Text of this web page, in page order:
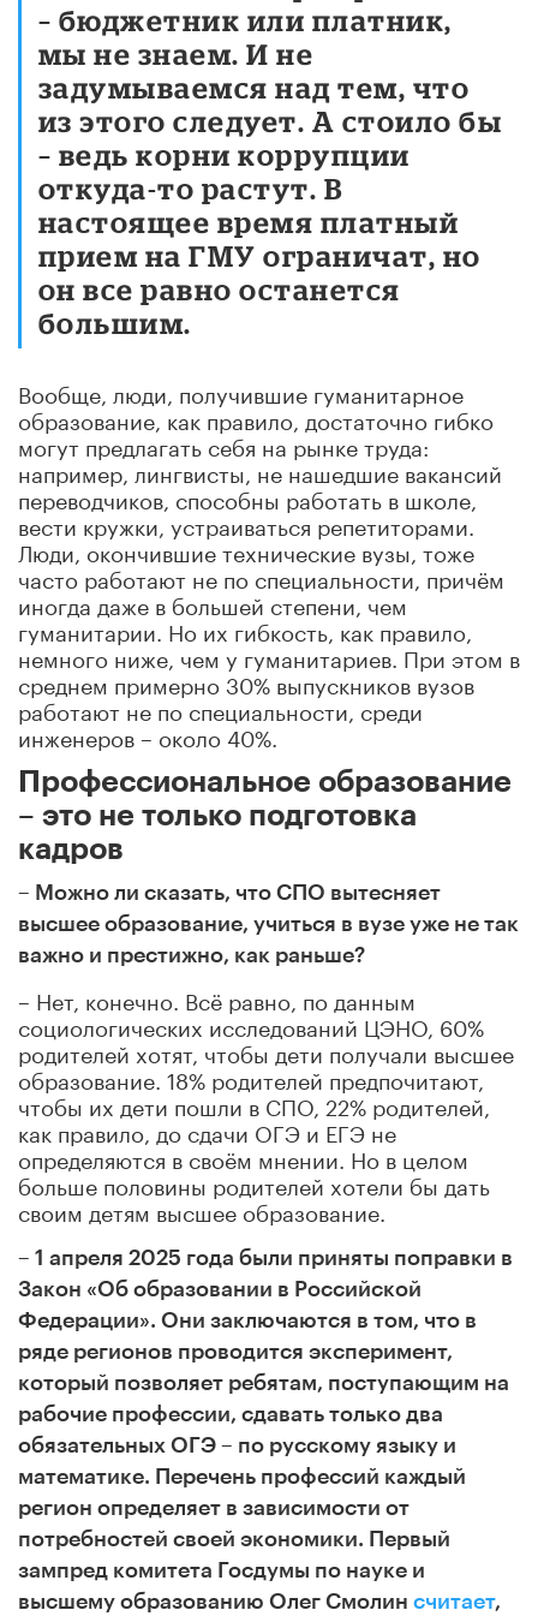
– бюджетник или платник,
мы не знаем. И не
задумываемся над тем, что
из этого следует. А стоило бы
– ведь корни коррупции
откуда-то растут. В
настоящее время платный
прием на ГМУ ограничат, но
он все равно останется
большим.
Вообще, люди, получившие гуманитарное
образование, как правило, достаточно гибко
могут предлагать себя на рынке труда:
например, лингвисты, не нашедшие вакансий
переводчиков, способны работать в школе,
вести кружки, устраиваться репетиторами.
Люди, окончившие технические вузы, тоже
часто работают не по специальности, причём
иногда даже в большей степени, чем
гуманитарии. Но их гибкость, как правило,
немного ниже, чем у гуманитариев. При этом в
среднем примерно 30% выпускников вузов
работают не по специальности, среди
инженеров – около 40%.
Профессиональное образование
– это не только подготовка
кадров
– Можно ли сказать, что СПО вытесняет
высшее образование, учиться в вузе уже не так
важно и престижно, как раньше?
– Нет, конечно. Всё равно, по данным
социологических исследований ЦЭНО, 60%
родителей хотят, чтобы дети получали высшее
образование. 18% родителей предпочитают,
чтобы их дети пошли в СПО, 22% родителей,
как правило, до сдачи ОГЭ и ЕГЭ не
определяются в своём мнении. Но в целом
больше половины родителей хотели бы дать
своим детям высшее образование.
– 1 апреля 2025 года были приняты поправки в
Закон «Об образовании в Российской
Федерации». Они заключаются в том, что в
ряде регионов проводится эксперимент,
который позволяет ребятам, поступающим на
рабочие профессии, сдавать только два
обязательных ОГЭ – по русскому языку и
математике. Перечень профессий каждый
регион определяет в зависимости от
потребностей своей экономики. Первый
зампред комитета Госдумы по науке и
высшему образованию Олег Смолин считает,